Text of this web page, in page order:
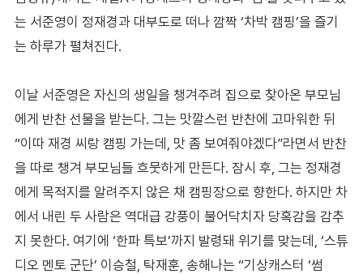
는 서준영이 정재경과 대부도로 떠나 깜짝 ‘차박 캠핑’을 즐기
는 하루가 펼쳐진다.
이날 서준영은 자신의 생일을 챙겨주려 집으로 찾아온 부모님
에게 반찬 선물을 받는다. 그는 맛깔스런 반찬에 고마워한 뒤
“이따 재경 씨랑 캠핑 가는데, 맛 좀 보여줘야겠다”라면서 반찬
을 따로 챙겨 부모님들 흐뭇하게 만든다. 잠시 후, 그는 정재경
에게 목적지를 알려주지 않은 채 캠핑장으로 향한다. 하지만 차
에서 내린 두 사람은 역대급 강풍이 불어닥치자 당혹감을 감추
지 못한다. 여기에 ‘한파 특보’까지 발령돼 위기를 맞는데, ‘스튜
디오 멘토 군단’ 이승철, 탁재훈, 송해나는 “기상캐스터 ‘썸